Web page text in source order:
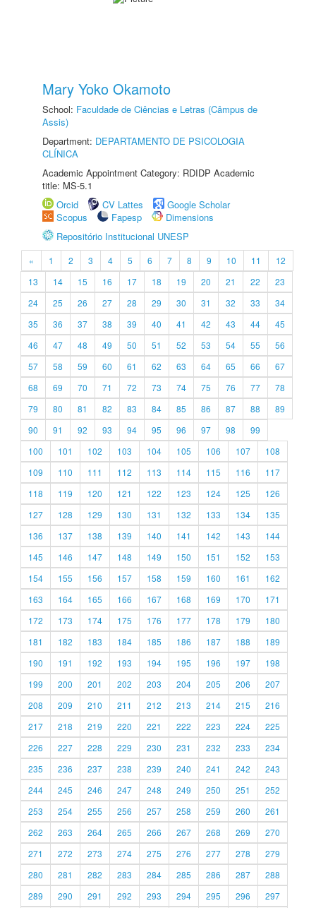
Mary Yoko Okamoto
School: Faculdade de Ciências e Letras (Câmpus de
Assis)
Department: DEPARTAMENTO DE PSICOLOGIA
CLÍNICA
Academic Appointment Category: RDIDP Academic
title: MS-5.1
Orcid
CV Lattes
Google Scholar
Scopus
Fapesp
Dimensions
Repositório Institucional UNESP
« 1 2 3 4 5 6 7 8 9 10 11
12
13
14 15 16 17 18 19 20 21 22
23
24
25 26 27 28 29 30 31 32 33
34
35
36 37 38 39 40 41 42 43 44
45
46
47 48 49 50 51 52 53 54 55
56
57
58 59 60 61 62 63 64 65 66
67
68
69 70 71 72 73 74 75 76 77
78
79
80 81 82 83 84 85 86 87 88
89
90
91 92 93 94 95 96 97 98
99
100
101 102 103 104 105 106 107
108
109
110 111 112 113 114 115 116
117
118
119 120 121 122 123 124 125
126
127
128 129 130 131 132 133 134
135
136
137 138 139 140 141 142 143
144
145
146 147 148 149 150 151 152
153
154
155 156 157 158 159 160 161
162
163
164 165 166 167 168 169 170
171
172
173 174 175 176 177 178 179
180
181
182 183 184 185 186 187 188
189
190
191 192 193 194 195 196 197
198
199
200 201 202 203 204 205 206
207
208
209 210 211 212 213 214 215
216
217
218 219 220 221 222 223 224
225
226
227 228 229 230 231 232 233
234
235
236 237 238 239 240 241 242
243
244
245 246 247 248 249 250 251
252
253
254 255 256 257 258 259 260
261
262
263 264 265 266 267 268 269
270
271
272 273 274 275 276 277 278
279
280
281 282 283 284 285 286 287
288
289
290 291 292 293 294 295 296 297